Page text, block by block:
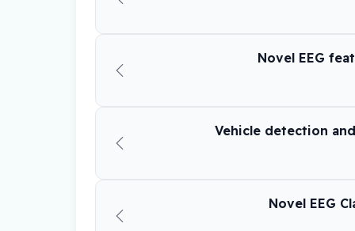
Novel EEG
Vehicle detection
Novel EEG